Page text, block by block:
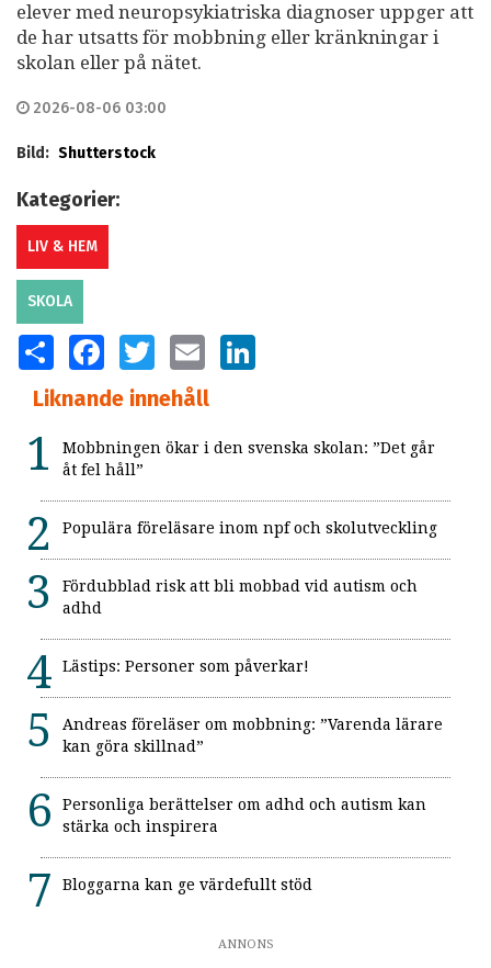
elever med neuropsykiatriska diagnoser uppger att
de har utsatts för mobbning eller kränkningar i
skolan eller på nätet.
2026-08-06 03:00
Bild: Shutterstock
Kategorier:
LIV & HEM
SKOLA
SHARE FACEBOOKTWITTER EMAIL
Liknande innehåll
Mobbningen ökar i den svenska skolan: ”Det går
åt fel håll”
Populära föreläsare inom npf och skolutveckling
Fördubblad risk att bli mobbad vid autism och
adhd
Lästips: Personer som påverkar!
Andreas föreläser om mobbning: ”Varenda lärare
kan göra skillnad”
Personliga berättelser om adhd och autism kan
stärka och inspirera
Bloggarna kan ge värdefullt stöd
ANNONS